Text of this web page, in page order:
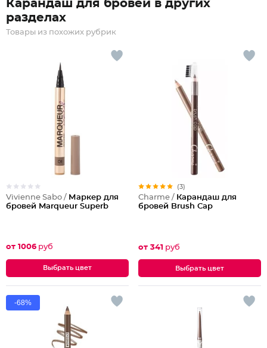
Карандаш для бровей в других
разделах
Товары из похожих рубрик
Vivienne Sabo / Маркер для
бровей Marqueur Superb
от 1006 руб
Выбрать цвет
(3)
Charme / Карандаш для
бровей Brush Cap
от 341 руб
Выбрать цвет
-68%